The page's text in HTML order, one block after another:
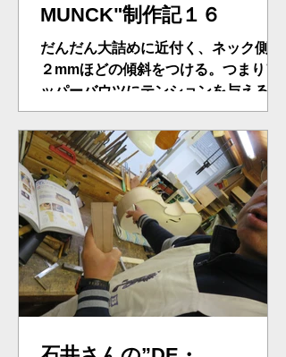
MUNCK"制作記１６
だんだん大詰めに近付く、ネック側に
２mmほどの傾斜をつける。つまりア
ッパーバウツにテンションを与えるこ
とによる、緊張感の演出。音のソノリ
ティーを引き出す。石井さん、だんだ
ん、職人技をつけて、校長先生より弦
楽器制作者の顔になってきた。膠をつ
け、天板をクランプで固定、来週は、
い...